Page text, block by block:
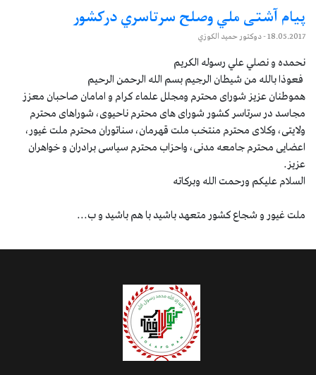
پیام آشتی ملي وصلح سرتاسري درکشور
18.05.2017- دوكتور حميد الكوزي
نحمده و نصلي علي رسوله الكريم
فعوذا بالله من شيطان الرجيم بسم الله الرحمن الرحيم
هموطنان عزیز شورای محترم ومجلل علماء کرام و امامان صاحبان معزز
مجاسد در سرتاسر کشور شورای های محترم ناحیوی، شوراهای محترم
ولایتی، وکلای محترم منتخب ملت قهرمان، سناتوران محترم ملت غیور،
اعضایی محترم جامعه مدنی، واحزاب محترم سیاسی برادران و خواهران
عزيز.
السلام عليكم ورحمت الله وبركاته
ملت غيور و شجاع كشور متعهد باشيد با هم باشيد و ب...